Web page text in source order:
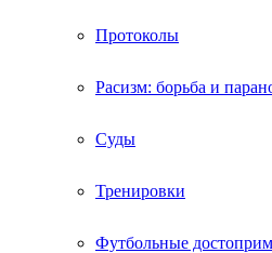
Протоколы
Расизм: борьба и
Суды
Тренировки
Футбольные